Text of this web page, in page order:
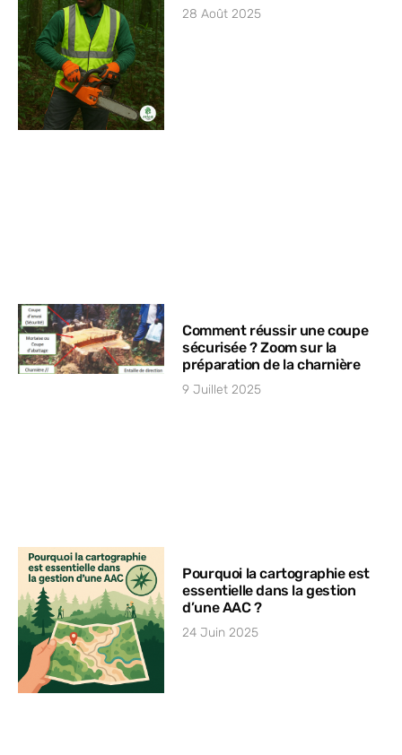
28 Août 2025
Comment réussir une coupe
sécurisée ? Zoom sur la
préparation de la charnière
9 Juillet 2025
Pourquoi la cartographie est
essentielle dans la gestion
d’une AAC ?
24 Juin 2025